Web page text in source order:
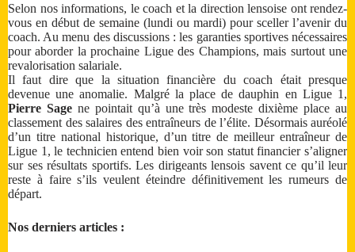
Selon nos informations, le coach et la direction lensoise ont rendez-
vous en début de semaine (lundi ou mardi) pour sceller l’avenir du
coach. Au menu des discussions : les garanties sportives nécessaires
pour aborder la prochaine Ligue des Champions, mais surtout une
revalorisation salariale.
Il faut dire que la situation financière du coach était presque
devenue une anomalie. Malgré la place de dauphin en Ligue 1,
Pierre Sagene pointait qu’à une très modeste dixième place au
classement des salaires des entraîneurs de l’élite. Désormais auréolé
d’un titre national historique, d’un titre de meilleur entraîneur de
Ligue 1, le technicien entend bien voir son statut financier s’aligner
sur ses résultats sportifs. Les dirigeants lensois savent ce qu’il leur
reste à faire s’ils veulent éteindre définitivement les rumeurs de
départ.
Nos derniers articles :